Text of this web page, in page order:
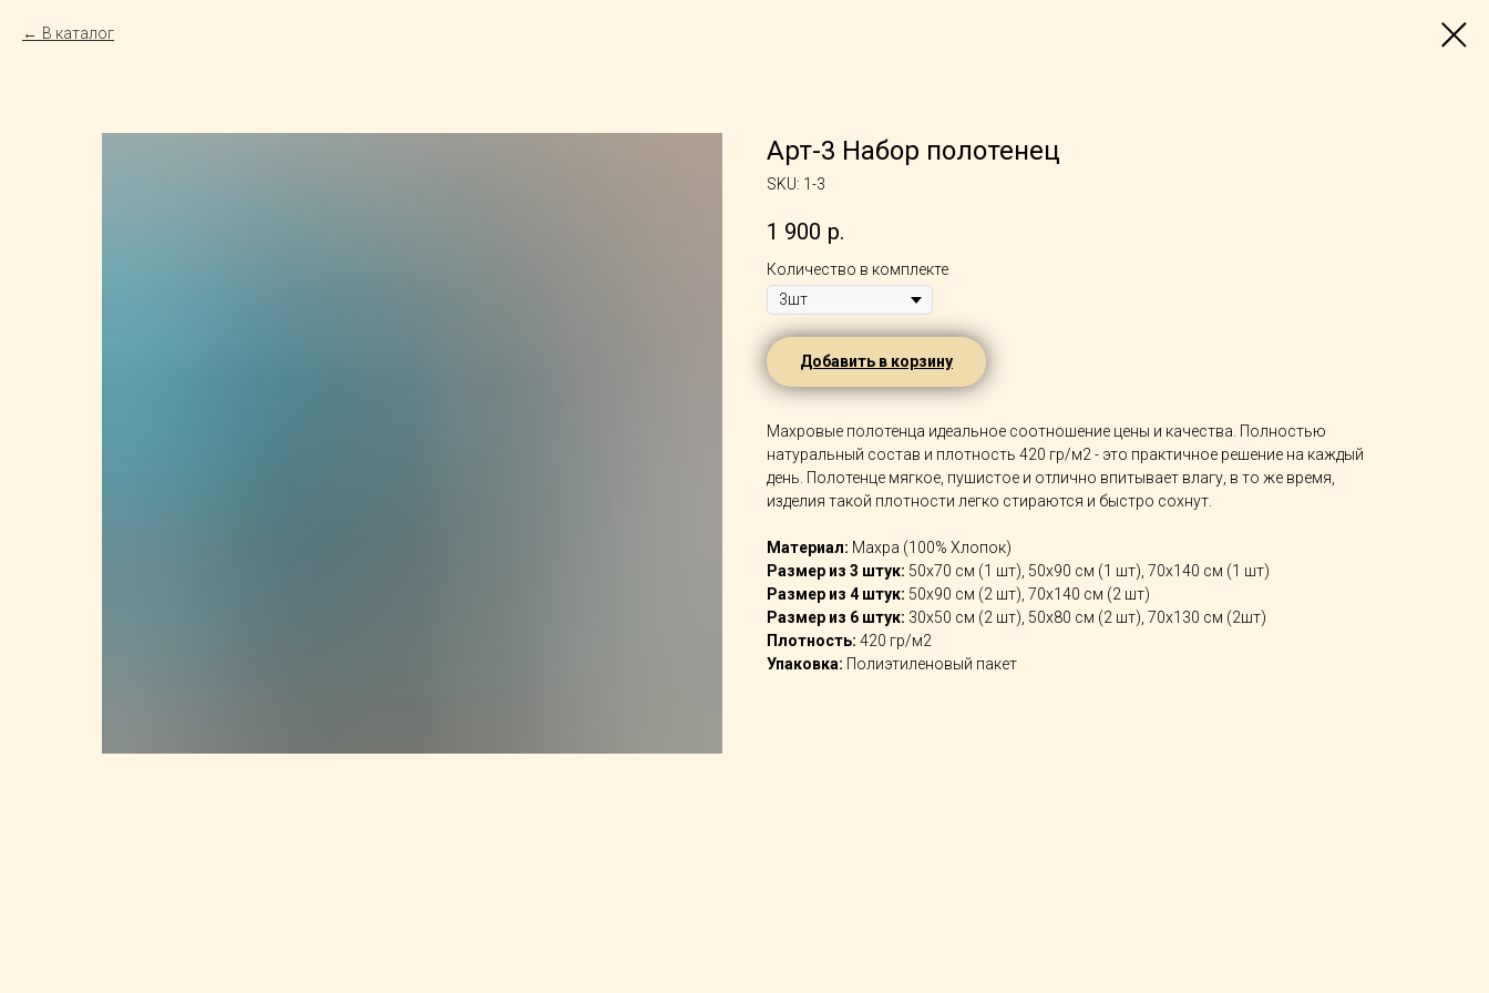
В каталог
Арт-3 Набор полотенец
SKU: 1-3
1 900 р.
Количество в комплекте
Добавить в корзину
Махровые полотенца идеальное соотношение цены и качества. Полностью
натуральный состав и плотность 420 гр/м2 - это практичное решение на каждый
день. Полотенце мягкое, пушистое и отлично впитывает влагу, в то же время,
изделия такой плотности легко стираются и быстро сохнут.
Материал: Махра (100% Хлопок)
Размер из 3 штук: 50х70 см (1 шт), 50х90 см (1 шт), 70х140 см (1 шт)
Размер из 4 штук: 50х90 см (2 шт), 70х140 см (2 шт)
Размер из 6 штук: 30х50 см (2 шт), 50х80 см (2 шт), 70х130 см (2шт)
Плотность: 420 гр/м2
Упаковка: Полиэтиленовый пакет